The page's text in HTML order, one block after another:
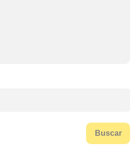
Buscar